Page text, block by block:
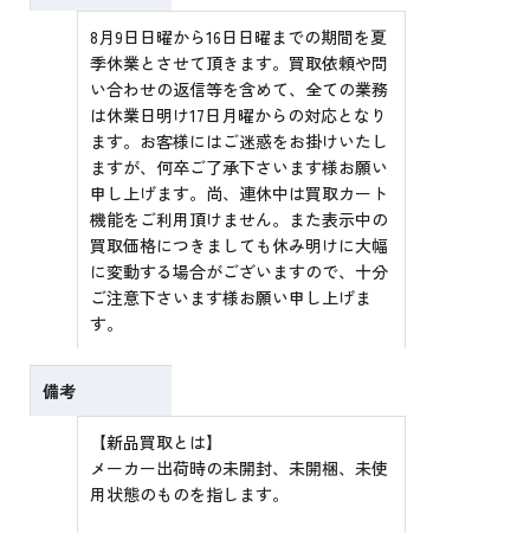
8月9日日曜から16日日曜までの期間を夏
季休業とさせて頂きます。買取依頼や問
い合わせの返信等を含めて、全ての業務
は休業日明け17日月曜からの対応となり
ます。お客様にはご迷惑をお掛けいたし
ますが、何卒ご了承下さいます様お願い
申し上げます。尚、連休中は買取カート
機能をご利用頂けません。また表示中の
買取価格につきましても休み明けに大幅
に変動する場合がございますので、十分
ご注意下さいます様お願い申し上げま
す。
備考
【新品買取とは】
メーカー出荷時の未開封、未開梱、未使
用状態のものを指します。